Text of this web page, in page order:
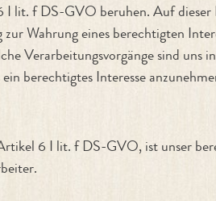
lit. f DS-GVO beruhen. Auf dieser
Wahrung eines berechtigten
Verarbeitungsvorgänge sind uns
berechtigtes Interesse
6 I lit. f DS-GVO, ist unser